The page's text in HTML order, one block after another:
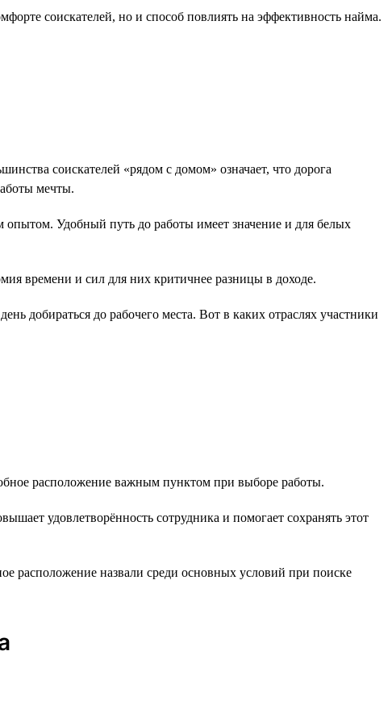
соискателей, но и способ повлиять на эффективность найма.
соискателей «рядом с домом» означает, что дорога
мечты.
опытом. Удобный путь до работы имеет значение и для белых
времени и сил для них критичнее разницы в доходе.
добираться до рабочего места. Вот в каких отраслях участники
расположение важным пунктом при выборе работы.
удовлетворённость сотрудника и помогает сохранять этот
расположение назвали среди основных условий при поиске